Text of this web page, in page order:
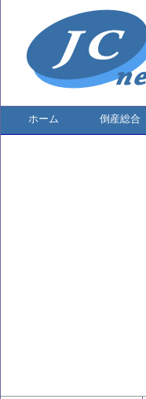
ホーム 倒産総合